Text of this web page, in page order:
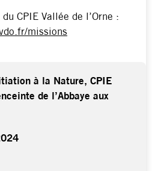
CPIE Vallée de l’Orne :
missions
à la Nature, CPIE
de l’Abbaye aux